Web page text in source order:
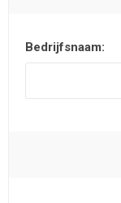
Bedrijfsnaam: